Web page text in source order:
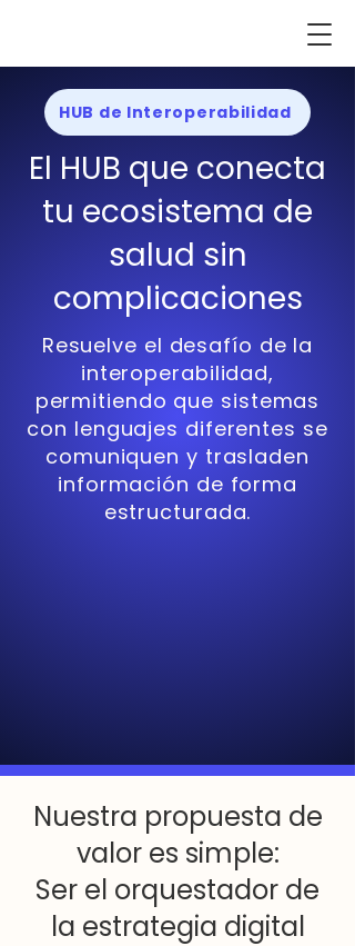
HUB de Interoperabilidad
El HUB que conecta
tu ecosistema de
salud sin
complicaciones
Resuelve el desafío de la
interoperabilidad,
permitiendo que sistemas
con lenguajes diferentes se
comuniquen y trasladen
información de forma
estructurada.
Nuestra propuesta de
valor es simple:
Ser el orquestador de
la estrategia digital